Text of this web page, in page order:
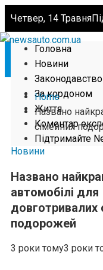
Четвер, 14 Травня
Головна
Новини
Законодавство
За кордоном
Життя
Коментар
Підтримайте
Home
Названо
сімейних
Новини
Названо
автомобілі для
довготривалих
подорожей
3 роки тому3 роки